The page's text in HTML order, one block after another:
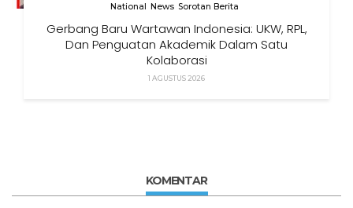
National News Sorotan Berita
Gerbang Baru Wartawan Indonesia: UKW, RPL,
Dan Penguatan Akademik Dalam Satu
Kolaborasi
1 AGUSTUS 2026
KOMENTAR